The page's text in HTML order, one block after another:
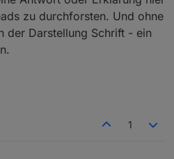
zu durchforsten. Und ohne
der Darstellung Schrift - ein
1